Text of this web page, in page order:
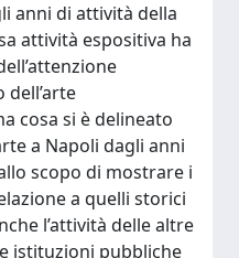
anni di attività della
attività espositiva ha
cosa si è delineato
a Napoli dagli anni
scopo di mostrare i
a quelli storici
l’attività delle altre
istituzioni pubbliche